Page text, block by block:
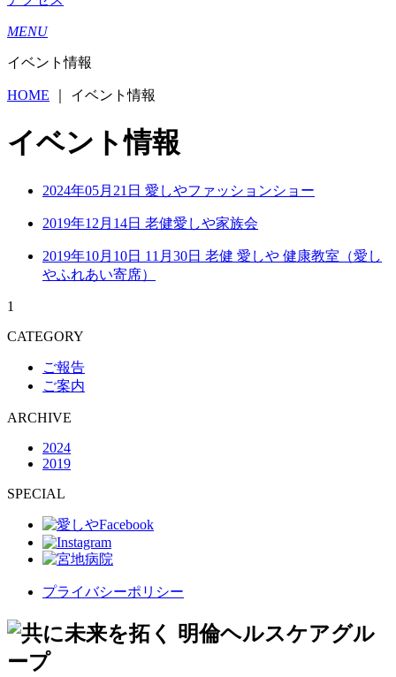
MENU
イベント情報
HOME イベント情報
イベント情報
2024年05月21日 愛しやファッションショー
2019年12月14日 老健愛しや家族会
2019年10月10日 11月30日 老健 愛しや 健康教室（愛し
やふれあい寄席）
1
CATEGORY
ご報告
ご案内
ARCHIVE
2024
2019
SPECIAL
プライバシーポリシー